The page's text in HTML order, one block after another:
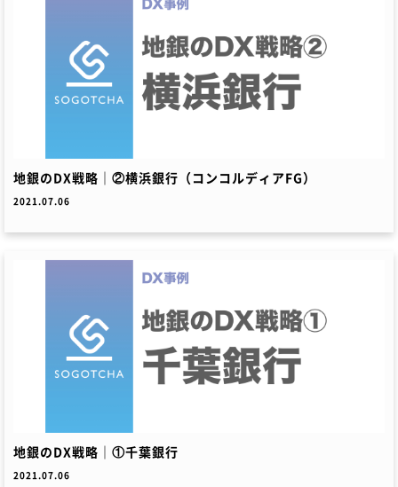
地銀のDX戦略｜②横浜銀行（コンコルディアFG）
2021.07.06
地銀のDX戦略｜①千葉銀行
2021.07.06